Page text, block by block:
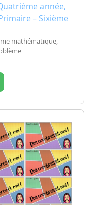
année,
– Sixième
mathématique,